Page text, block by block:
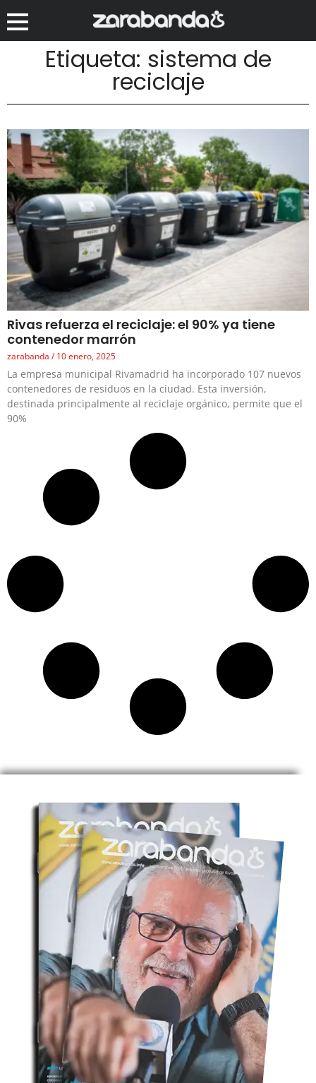
Etiqueta: sistema de
reciclaje
Rivas refuerza el reciclaje: el 90% ya tiene
contenedor marrón
zarabanda 10 enero, 2025
La empresa municipal Rivamadrid ha incorporado 107 nuevos
contenedores de residuos en la ciudad. Esta inversión,
destinada principalmente al reciclaje orgánico, permite que el
90%